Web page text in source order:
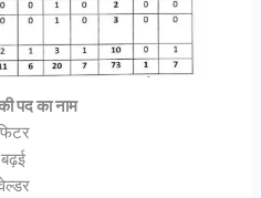
पद का नाम
बढ़ई